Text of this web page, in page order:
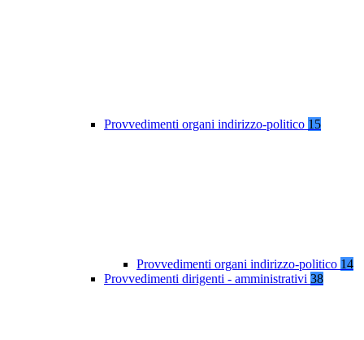
Provvedimenti organi indirizzo-politico 15
Provvedimenti organi indirizzo-politico 14
Provvedimenti dirigenti - amministrativi 38